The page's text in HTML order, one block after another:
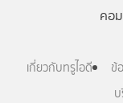
คอ
เกี่ยวกับทรูไอดี ข้